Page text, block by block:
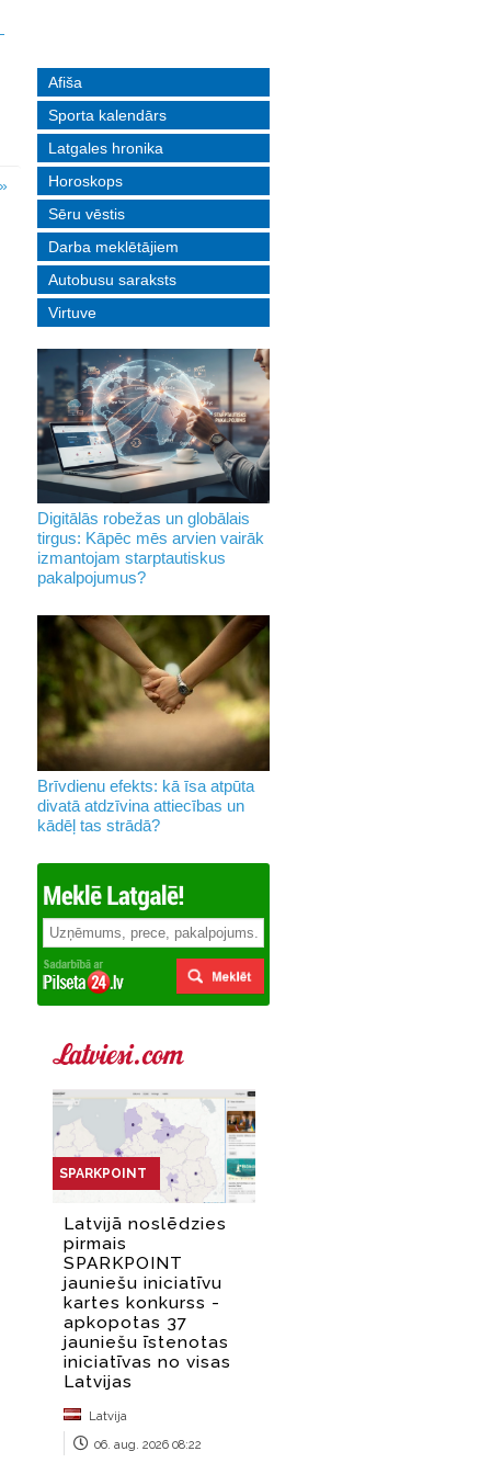
»
Afiša
Sporta kalendārs
Latgales hronika
Horoskops
Sēru vēstis
Darba meklētājiem
Autobusu saraksts
Virtuve
Digitālās robežas un globālais
tirgus: Kāpēc mēs arvien vairāk
izmantojam starptautiskus
pakalpojumus?
Brīvdienu efekts: kā īsa atpūta
divatā atdzīvina attiecības un
kādēļ tas strādā?